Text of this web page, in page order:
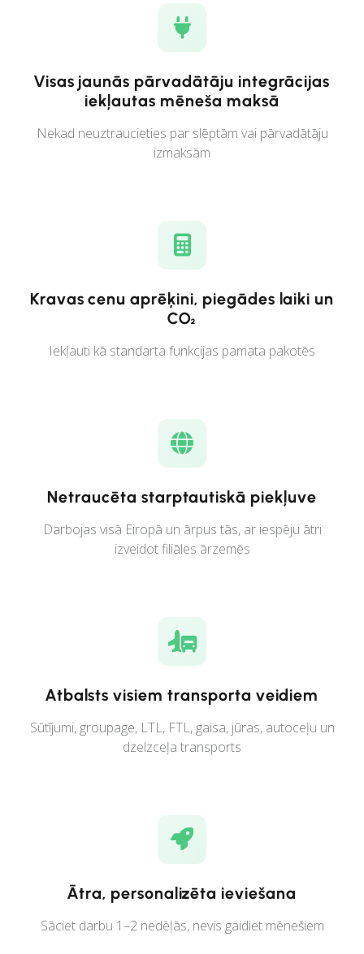
Visas jaunās pārvadātāju integrācijas
iekļautas mēneša maksā
Nekad neuztraucieties par slēptām vai pārvadātāju
izmaksām
Kravas cenu aprēķini, piegādes laiki un
CO₂
Iekļauti kā standarta funkcijas pamata pakotēs
Netraucēta starptautiskā piekļuve
Darbojas visā Eiropā un ārpus tās, ar iespēju ātri
izveidot filiāles ārzemēs
Atbalsts visiem transporta veidiem
Sūtījumi, groupage, LTL, FTL, gaisa, jūras, autoceļu un
dzelzceļa transports
Ātra, personalizēta ieviešana
Sāciet darbu 1–2 nedēļās, nevis gaidiet mēnešiem